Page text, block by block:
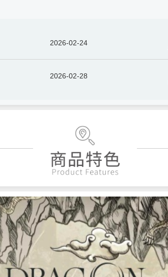
2026-02-24
2026-02-28